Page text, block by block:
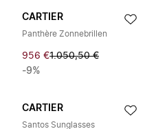
CARTIER
Panthère Zonnebrillen
956 €1.050,50 €
-9%
CARTIER
Santos Sunglasses